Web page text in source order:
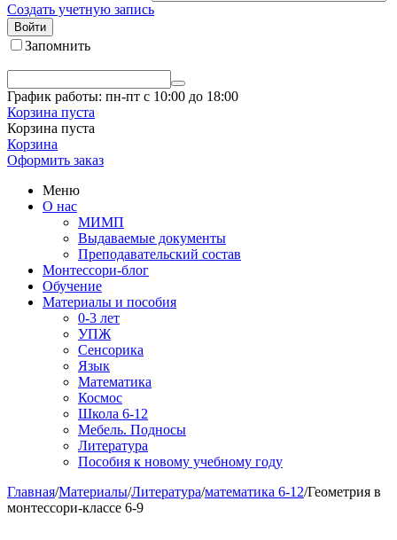
Создать учетную запись
Войти
Запомнить
График работы: пн-пт с 10:00 до 18:00
Корзина пуста
Корзина пуста
Корзина
Оформить заказ
Меню
О нас
МИМП
Выдаваемые документы
Преподавательский состав
Монтессори-блог
Обучение
Материалы и пособия
0-3 лет
УПЖ
Сенсорика
Язык
Математика
Космос
Школа 6-12
Мебель. Подносы
Литература
Пособия к новому учебному году
Главная/Материалы/Литература/математика 6-12/Геометрия в
монтессори-классе 6-9